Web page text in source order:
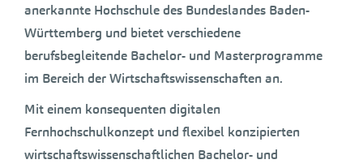
anerkannte Hochschule des Bundeslandes Baden-
Württemberg und bietet verschiedene
berufsbegleitende Bachelor- und Masterprogramme
im Bereich der Wirtschaftswissenschaften an.
Mit einem konsequenten digitalen
Fernhochschulkonzept und flexibel konzipierten
wirtschaftswissenschaftlichen Bachelor- und